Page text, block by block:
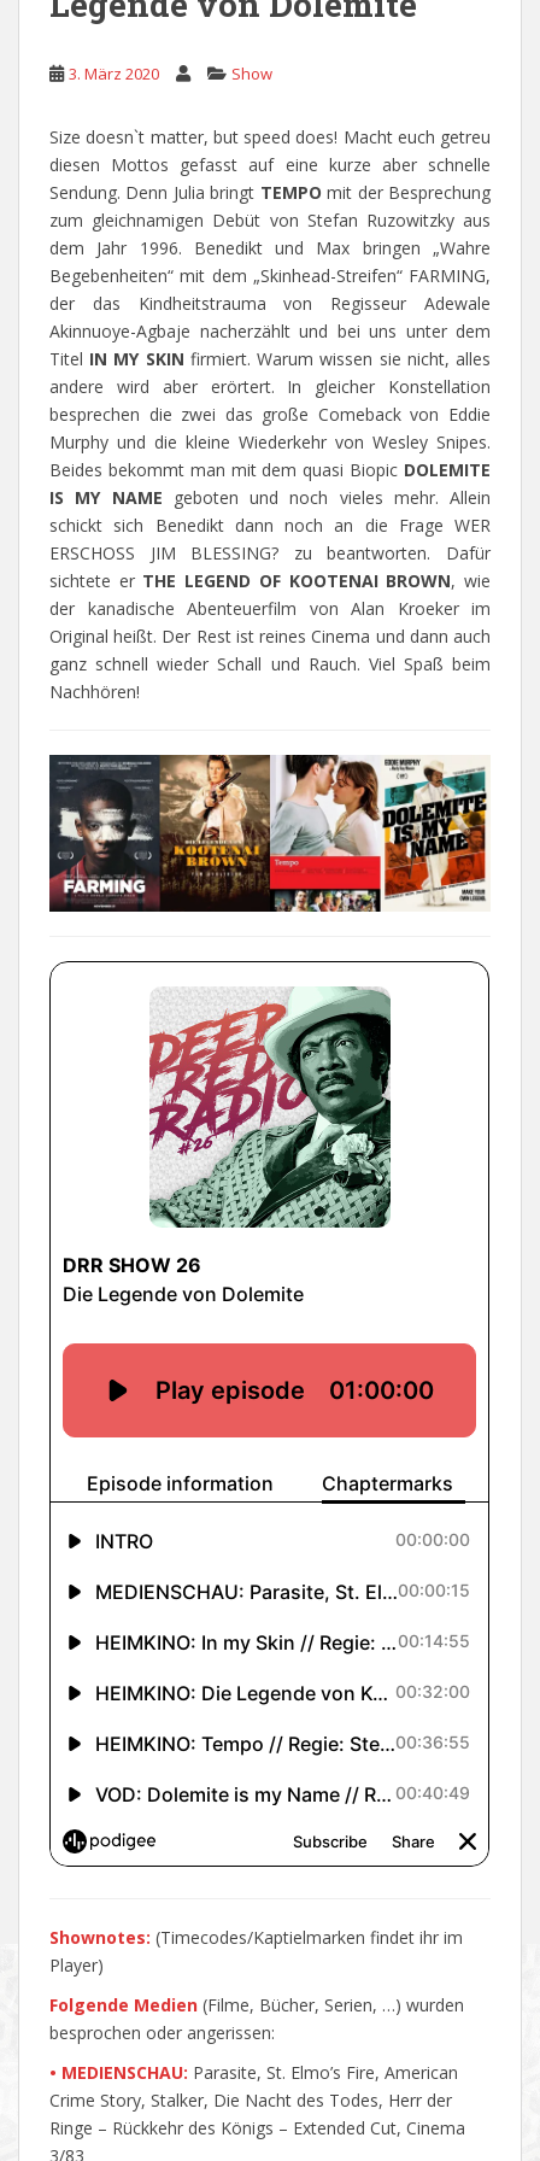
3. März 2020 Show
Size doesn`t matter, but speed does! Macht euch getreu
diesen Mottos gefasst auf eine kurze aber schnelle
Sendung. Denn Julia bringt TEMPO mit der Besprechung
zum gleichnamigen Debüt von Stefan Ruzowitzky aus
dem Jahr 1996. Benedikt und Max bringen „Wahre
Begebenheiten“ mit dem „Skinhead-Streifen“ FARMING,
der das Kindheitstrauma von Regisseur Adewale
Akinnuoye-Agbaje nacherzählt und bei uns unter dem
Titel IN MY SKIN firmiert. Warum wissen sie nicht, alles
andere wird aber erörtert. In gleicher Konstellation
besprechen die zwei das große Comeback von Eddie
Murphy und die kleine Wiederkehr von Wesley Snipes.
Beides bekommt man mit dem quasi Biopic DOLEMITE
IS MY NAME geboten und noch vieles mehr. Allein
schickt sich Benedikt dann noch an die Frage WER
ERSCHOSS JIM BLESSING? zu beantworten. Dafür
sichtete er THE LEGEND OF KOOTENAI BROWN, wie
der kanadische Abenteuerfilm von Alan Kroeker im
Original heißt. Der Rest ist reines Cinema und dann auch
ganz schnell wieder Schall und Rauch. Viel Spaß beim
Nachhören!
Shownotes: (Timecodes/Kaptielmarken findet ihr im
Player)
Folgende Medien (Filme, Bücher, Serien, …) wurden
besprochen oder angerissen:
• MEDIENSCHAU: Parasite, St. Elmo’s Fire, American
Crime Story, Stalker, Die Nacht des Todes, Herr der
Ringe – Rückkehr des Königs – Extended Cut, Cinema
3/83